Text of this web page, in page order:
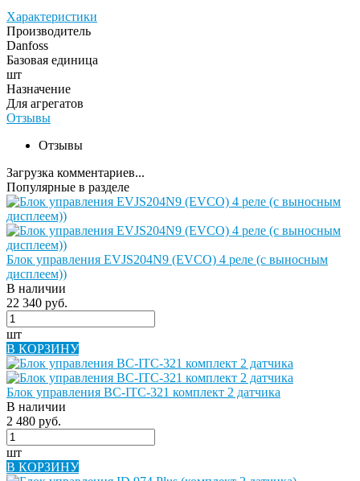
Характеристики
Производитель
Danfoss
Базовая единица
шт
Назначение
Для агрегатов
Отзывы
Отзывы
Загрузка комментариев...
Популярные в разделе
Блок управления EVJS204N9 (EVCO) 4 реле (с выносным
дисплеем))
В наличии
22 340 руб.
шт
В КОРЗИНУ
Блок управления BC-ITC-321 комплект 2 датчика
В наличии
2 480 руб.
шт
В КОРЗИНУ